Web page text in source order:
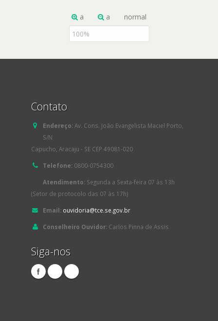
a a normal
Contato
Endereço:Av. Cons. João Evangelista Maciel Porto,
S/N
Capucho, Aracaju - SE CEP 49081-020
Telefone: 0800-0754300
Atendimento: Segunda a Sexta-feira 07 às 13h
(Setor de protocolo das 07 às 17h)
Email: ouvidoria@tce.se.gov.br
Conselheiro Ouvidor: Carlos Pinna de Assis
Siga-nos